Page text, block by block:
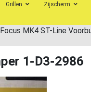
Grillen Zijscherm
MK4 ST-Line
1-D3-2986